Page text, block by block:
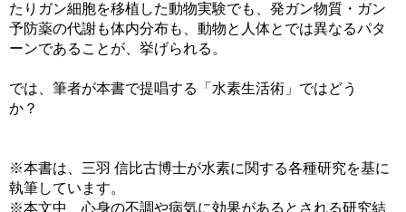
たりガン細胞を移植した動物実験でも、発ガン物質・ガン
予防薬の代謝も体内分布も、動物と人体とでは異なるパタ
ーンであることが、挙げられる。
では、筆者が本書で提唱する「水素生活術」ではどう
か
※本書は、三羽 信比古博士が水素に関する各種研究を基に
執筆しています。
※本文中、心身の不調や病気に効果があるとされる研究結